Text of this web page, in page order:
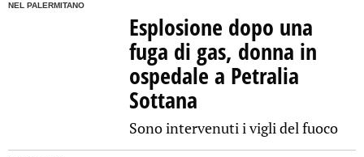
NEL PALERMITANO
Esplosione dopo una
fuga di gas, donna in
ospedale a Petralia
Sottana
Sono intervenuti i vigli del fuoco